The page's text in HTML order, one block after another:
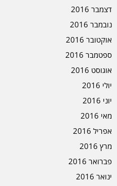
דצמבר 2016
נובמבר 2016
אוקטובר 2016
ספטמבר 2016
אוגוסט 2016
יולי 2016
יוני 2016
מאי 2016
אפריל 2016
מרץ 2016
פברואר 2016
ינואר 2016